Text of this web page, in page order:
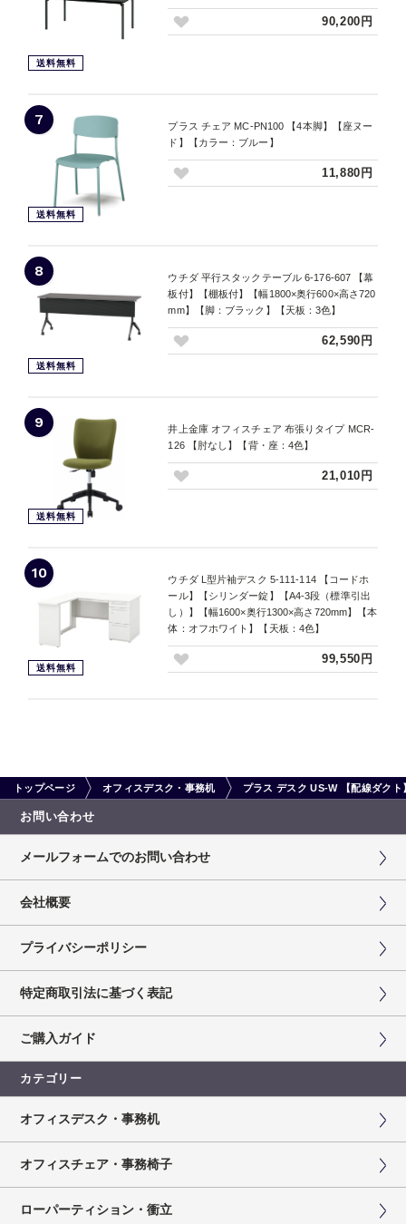
送料無料
90,200円
7
送料無料
プラス チェア MC-PN100 【4本脚】【座ヌー
ド】【カラー：ブルー】
11,880円
8
送料無料
ウチダ 平行スタックテーブル 6-176-607 【幕
板付】【棚板付】【幅1800×奥行600×高さ720
mm】【脚：ブラック】【天板：3色】
62,590円
9
送料無料
井上金庫 オフィスチェア 布張りタイプ MCR-
126 【肘なし】【背・座：4色】
21,010円
10
送料無料
ウチダ L型片袖デスク 5-111-114 【コードホ
ール】【シリンダー錠】【A4-3段（標準引出
し）】【幅1600×奥行1300×高さ720mm】【本
体：オフホワイト】【天板：4色】
99,550円
トップページ オフィスデスク・事務机 プラス デスク US-W 【配線ダク
お問い合わせ
メールフォームでのお問い合わせ
会社概要
プライバシーポリシー
特定商取引法に基づく表記
ご購入ガイド
カテゴリー
オフィスデスク・事務机
オフィスチェア・事務椅子
ローパーティション・衝立